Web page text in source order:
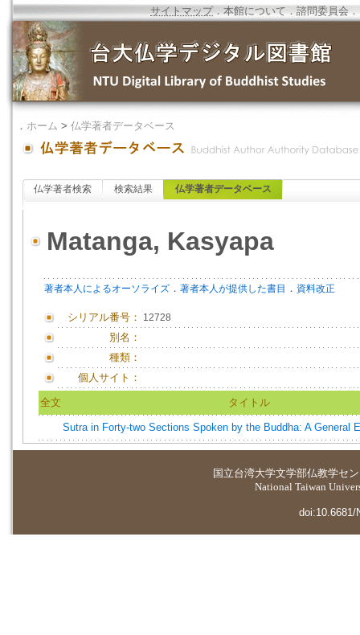
サイトマップ．本館について ．諮問委員会 ．
． ホーム > 仏学著者データベース
仏学著者検索 検索結果 仏学著者データベース
Matanga, Kasyapa
著者本人によるオーソライズ ． 著者本人が提供した書目 ． 資料改正
シリアル番号： 12728
別名：
種類：
個人サイト：
全文 タイトル
Sutra in Forty-two Sections Spoken by the Buddha: A General
国立台湾大学文学部仏教学セ
National Taiwan
doi:10.6681/